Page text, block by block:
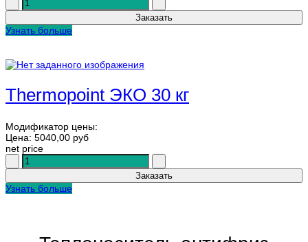
Узнать больше
Thermopoint ЭКО 30 кг
Модификатор цены:
Цена: 5040,00 руб
net price
Узнать больше